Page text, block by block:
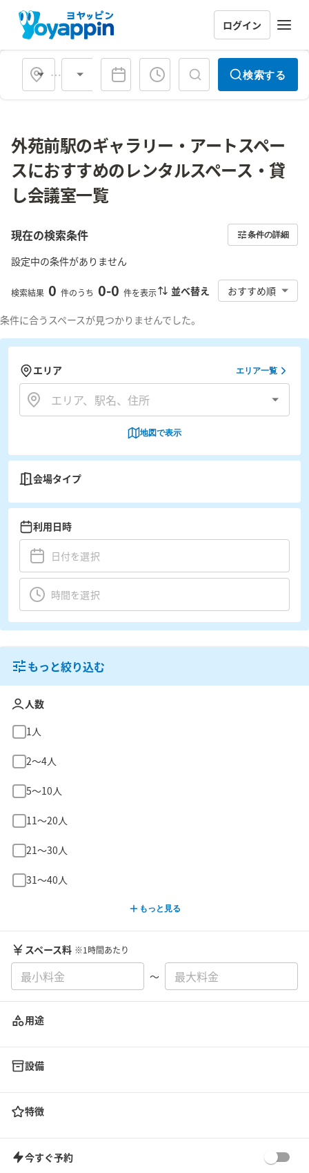
ログイン
会場タイプ 検索する
外苑前駅のギャラリー・アートスペー
スにおすすめのレンタルスペース・貸
し会議室一覧
現在の検索条件 条件の詳細
設定中の条件がありません
検索結果 0 件のうち 0-0 件を表示 並べ替え おすすめ順
条件に合うスペースが見つかりませんでした。
エリア エリア一覧
地図で表示
会場タイプ
利用日時
もっと絞り込む
人数
1人
2〜4人
5〜10人
11〜20人
21〜30人
31〜40人
もっと見る
スペース料 ※1時間あたり
〜
用途
設備
特徴
今すぐ予約